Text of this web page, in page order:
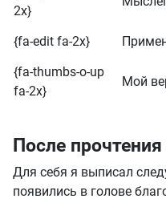
2x}
{fa-edit fa-2x}
{fa-thumbs-o-up
fa-2x}
Мой
После
Для себя я выписал
появились в голове